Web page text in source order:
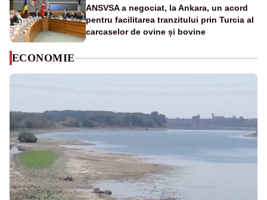
ANSVSA a negociat, la Ankara, un acord
pentru facilitarea tranzitului prin Turcia al
carcaselor de ovine și bovine
ECONOMIE